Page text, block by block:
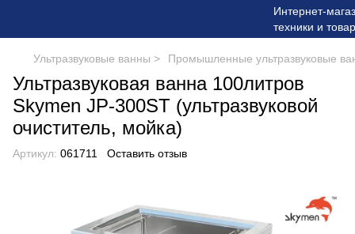
Ультразвуковые ванны > Промышленные ультразвуковые
Ультразвуковая ванна 100литров
Skymen JP-300ST (ультразвуковой
очиститель, мойка)
Артикул: 061711 Оставить отзыв